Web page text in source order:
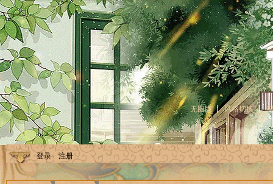
无图版 风格切换
登录 注册